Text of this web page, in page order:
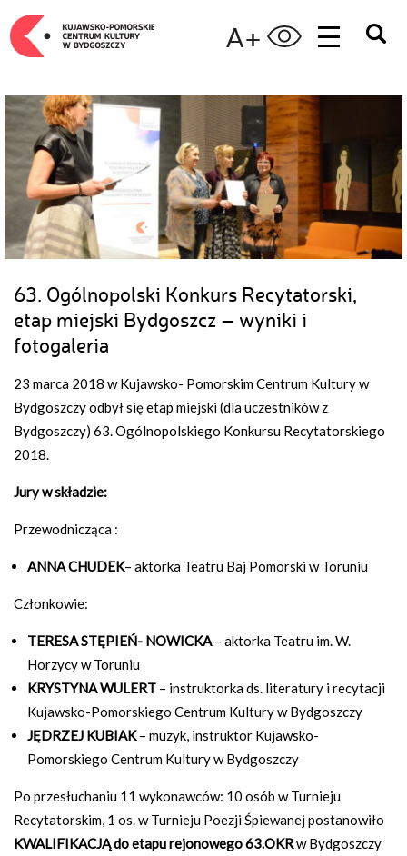
A+
63. Ogólnopolski Konkurs Recytatorski,
etap miejski Bydgoszcz – wyniki i
fotogaleria
23 marca 2018 w Kujawsko- Pomorskim Centrum Kultury w
Bydgoszczy odbył się etap miejski (dla uczestników z
Bydgoszczy) 63. Ogólnopolskiego Konkursu Recytatorskiego
2018.
Jury w składzie:
Przewodnicząca :
ANNA CHUDEK– aktorka Teatru Baj Pomorski w Toruniu
Członkowie:
TERESA STĘPIEŃ- NOWICKA– aktorka Teatru im. W.
Horzycy w Toruniu
KRYSTYNA WULERT – instruktorka ds. literatury i recytacji
Kujawsko-Pomorskiego Centrum Kultury w Bydgoszczy
JĘDRZEJ KUBIAK– muzyk, instruktor Kujawsko-
Pomorskiego Centrum Kultury w Bydgoszczy
Po przesłuchaniu 11 wykonawców: 10 osób w Turnieju
Recytatorskim, 1 os. w Turnieju Poezji Śpiewanej postanowiło
KWALIFIKACJĄ do etapu rejonowego 63.OKRw Bydgoszczy